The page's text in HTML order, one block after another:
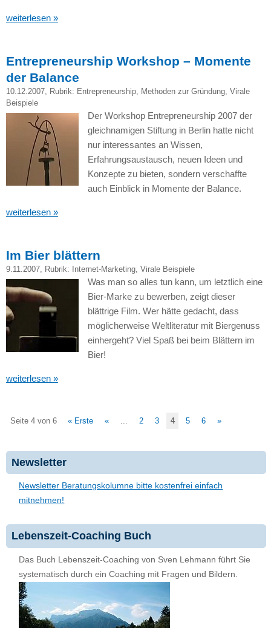
weiterlesen »
Entrepreneurship Workshop – Momente
der Balance
10.12.2007, Rubrik: Entrepreneurship, Methoden zur Gründung, Virale
Beispiele
Der Workshop Entrepreneurship 2007 der
gleichnamigen Stiftung in Berlin hatte nicht
nur interessantes an Wissen,
Erfahrungsaustausch, neuen Ideen und
Konzepte zu bieten, sondern verschaffte
auch Einblick in Momente der Balance.
weiterlesen »
Im Bier blättern
9.11.2007, Rubrik: Internet-Marketing, Virale Beispiele
Was man so alles tun kann, um letztlich eine
Bier-Marke zu bewerben, zeigt dieser
blättrige Film. Wer hätte gedacht, dass
möglicherweise Weltliteratur mit Biergenuss
einhergeht? Viel Spaß bei beim Blättern im
Bier!
weiterlesen »
Seite 4 von 6 « Erste « 2 3 4 5 6 »
Newsletter
Newsletter Beratungskolumne bitte kostenfrei einfach
mitnehmen!
Lebenszeit-Coaching Buch
Das Buch Lebenszeit-Coaching von Sven Lehmann führt Sie
systematisch durch ein Coaching mit Fragen und Bildern.